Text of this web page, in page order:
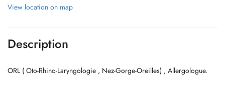
View location on map
Description
ORL ( Oto-Rhino-Laryngologie , Nez-Gorge-Oreilles) , Allergologue.